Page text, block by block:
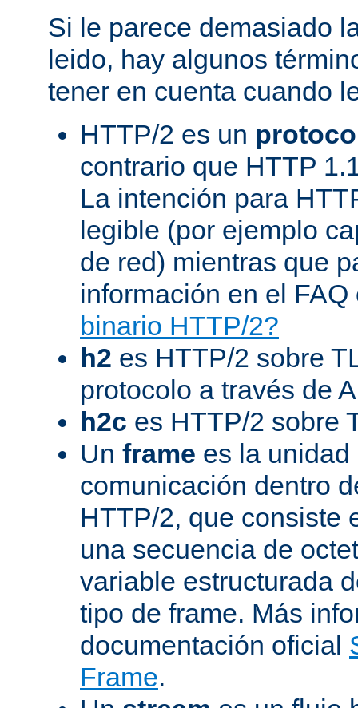
Si le parece demasiado
leido, hay algunos
tener en cuenta cuando
HTTP/2 es un
contrario que HTTP
La intención para
legible (por ejemplo
de red) mientras que
información en el
binario HTTP/2?
h2 es HTTP/2 sobre
protocolo a través de
h2c es HTTP/2 sobre
Un frame es la
comunicación dentro
HTTP/2, que consiste
una secuencia de
variable estructurada
tipo de frame. Más
documentación oficial
Frame.